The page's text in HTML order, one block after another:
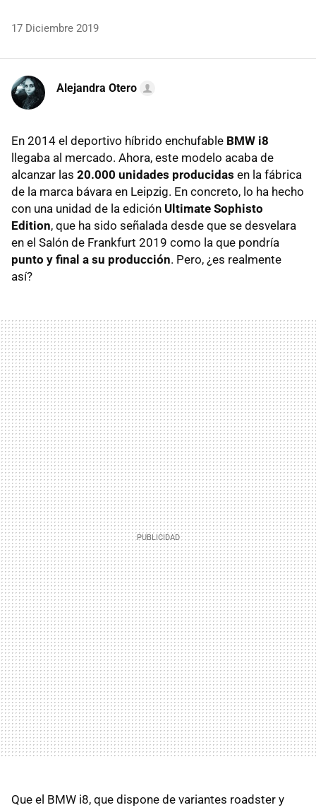
17 Diciembre 2019
Alejandra Otero
En 2014 el deportivo híbrido enchufable BMW i8
llegaba al mercado. Ahora, este modelo acaba de
alcanzar las 20.000 unidades producidas en la fábrica
de la marca bávara en Leipzig. En concreto, lo ha hecho
con una unidad de la edición Ultimate Sophisto
Edition, que ha sido señalada desde que se desvelara
en el Salón de Frankfurt 2019 como la que pondría
punto y final a su producción. Pero, ¿es realmente
así?
Que el BMW i8, que dispone de variantes roadster y